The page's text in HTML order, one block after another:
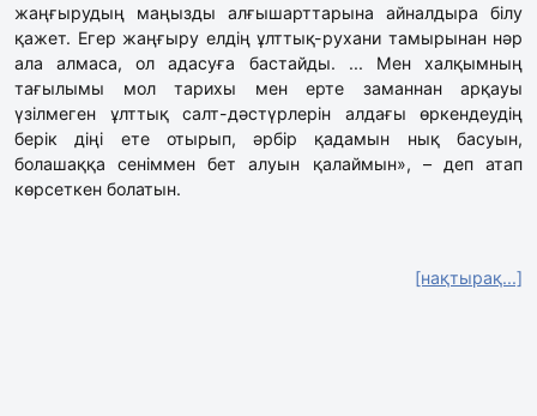
жаңғырудың маңызды алғышарттарына айналдыра білу
қажет. Егер жаңғыру елдің ұлттық-рухани тамырынан нәр
ала алмаса, ол адасуға бастайды. ... Мен халқымның
тағылымы мол тарихы мен ерте заманнан арқауы
үзілмеген ұлттық салт-дәстүрлерін алдағы өркендеудің
берік діңі ете оты­рып, әрбір қадамын нық басуын,
болашаққа сенім­мен бет алуын қалаймын», – деп атап
көрсеткен болатын.
[нақтырақ...]